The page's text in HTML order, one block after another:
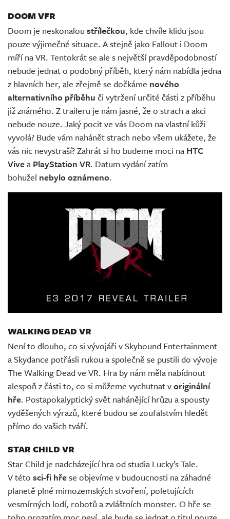
DOOM VFR
Doom je neskonalou střílečkou, kde chvíle klidu jsou
pouze výjimečné situace. A stejně jako Fallout i Doom
míří na VR. Tentokrát se ale s největší pravděpodobností
nebude jednat o podobný příběh, který nám nabídla jedna
z hlavních her, ale zřejmě se dočkáme nového
alternativního příběhu či vytržení určité části z příběhu
již známého. Z traileru je nám jasné, že o strach a akci
nebude nouze. Jaký pocit ve vás Doom na vlastní kůži
vyvolá? Bude vám nahánět strach nebo všem ukážete, že
vás nic nevystraší? Zahrát si ho budeme moci na HTC
Vivea PlayStation VR. Datum vydání zatím
bohužel nebylo oznámeno.
WALKING DEAD VR
Není to dlouho, co si vývojáři v Skybound Entertainment
a Skydance potřásli rukou a společně se pustili do vývoje
The Walking Dead ve VR. Hra by nám měla nabídnout
alespoň z části to, co si můžeme vychutnat voriginální
hře. Postapokalyptický svět nahánějící hrůzu a spousty
vyděšených výrazů, které budou se zoufalstvím hledět
přímo do vašich tváří.
STAR CHILD VR
Star Child je nadcházející hra od studia Lucky’s Tale.
V této sci-fi hřese objevíme v budoucnosti na záhadné
planetě plné mimozemských stvoření, poletujících
vesmírných lodí, robotů a zvláštních monster. O hře se